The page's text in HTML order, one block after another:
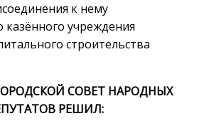
к нему
учреждения
строительства
СОВЕТ НАРОДНЫХ
РЕШИЛ: